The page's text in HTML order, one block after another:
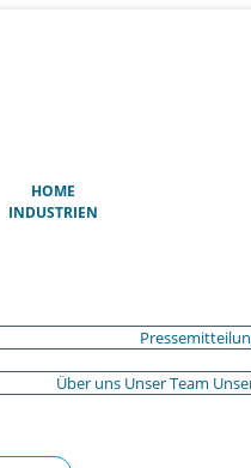
HOME
INDUSTRIEN
Über uns Unser Team